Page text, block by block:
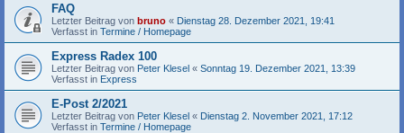
FAQ
Letzter Beitrag von bruno « Dienstag 28. Dezember 2021, 19:41
Verfasst in Termine / Homepage
Express Radex 100
Letzter Beitrag von Peter Klesel « Sonntag 19. Dezember 2021, 13:39
Verfasst in Express
E-Post 2/2021
Letzter Beitrag von Peter Klesel « Dienstag 2. November 2021, 17:12
Verfasst in Termine / Homepage